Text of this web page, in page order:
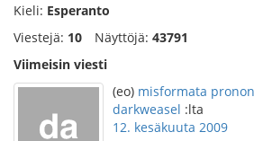
Kieli: Esperanto
Viestejä: 10 Näyttöjä: 43791
Viimeisin viesti
(eo) misformata
darkweasel :lta
12. kesäkuuta 2009